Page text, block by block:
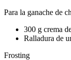
Para la ganache de
300 g crema
Ralladura de
Frosting